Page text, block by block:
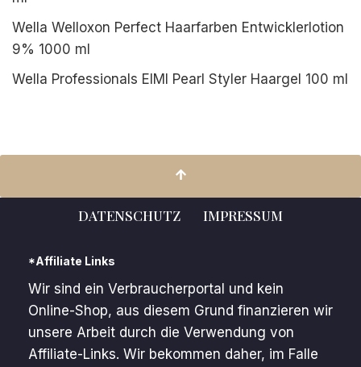
Wella Welloxon Perfect Haarfarben Entwicklerlotion
9% 1000 ml
Wella Professionals EIMI Pearl Styler Haargel 100 ml
DATENSCHUTZ IMPRESSUM
*Affiliate Links
Wir sind ein Verbraucherportal und kein
Online-Shop, aus diesem Grund finanzieren wir
unsere Arbeit durch die Verwendung von
Affiliate-Links. Wir bekommen daher, im Falle